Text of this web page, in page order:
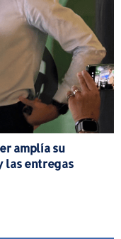
amplía su
las entregas